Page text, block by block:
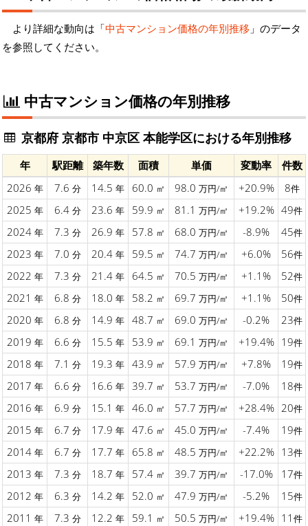
より詳細な動向は「中古マンション価格の年別推移 」のデータ
を参照してください。
中古マンション価格の年別推移
京都府 京都市 中京区 本能学区における年別推移
年 駅距離 築年数 面積 単価 変動率
件数
2026 年 7.6 分 14.5 年 60.0 ㎡ 98.0 万円/㎡ +20.9% 8件
2025 年 6.4 分 23.6 年 59.9 ㎡ 81.1 万円/㎡ +19.2% 49件
2024 年 7.3 分 26.9 年 57.8 ㎡ 68.0 万円/㎡ -8.9% 45件
2023 年 7.0 分 20.4 年 59.5 ㎡ 74.7 万円/㎡ +6.0% 56件
2022 年 7.3 分 21.4 年 64.5 ㎡ 70.5 万円/㎡ +1.1% 52件
2021 年 6.8 分 18.0 年 58.2 ㎡ 69.7 万円/㎡ +1.1% 50件
2020 年 6.8 分 14.9 年 48.7 ㎡ 69.0 万円/㎡ -0.2% 23件
2019 年 6.6 分 15.5 年 53.9 ㎡ 69.1 万円/㎡ +19.4% 19件
2018 年 7.1 分 19.3 年 43.9 ㎡ 57.9 万円/㎡ +7.8% 19件
2017 年 6.6 分 16.6 年 39.7 ㎡ 53.7 万円/㎡ -7.0% 18件
2016 年 6.9 分 15.1 年 46.0 ㎡ 57.7 万円/㎡ +28.4% 20件
2015 年 6.7 分 17.9 年 47.6 ㎡ 45.0 万円/㎡ -7.4% 19件
2014 年 6.7 分 17.7 年 65.8 ㎡ 48.5 万円/㎡ +22.2% 13件
2013 年 7.3 分 18.7 年 57.4 ㎡ 39.7 万円/㎡ -17.0% 17件
2012 年 6.3 分 14.2 年 52.0 ㎡ 47.9 万円/㎡ -5.2% 15件
2011 年 7.3 分 12.2 年 59.1 ㎡ 50.5 万円/㎡ +19.4% 11 件